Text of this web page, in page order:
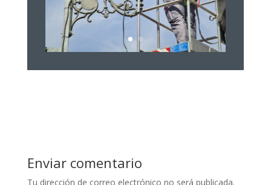
Enviar comentario
Tu dirección de correo electrónico no será publicada.